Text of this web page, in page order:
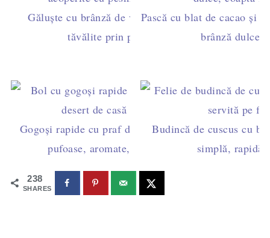
Găluște cu brânză de vaci și căpșuni întregi,
tăvălite prin pesmet vanilat
Pască cu blat de cacao și
brânză dulce
Gogoși rapide cu praf de copt, mere și stafide –
pufoase, aromate, gata în 15 minute
Budincă de cuscus cu
simplă, rapidă
238
SHARES